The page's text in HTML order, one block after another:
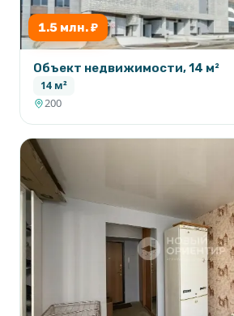
1.5 млн. ₽
Объект недвижимости, 14 м²
14 м²
200